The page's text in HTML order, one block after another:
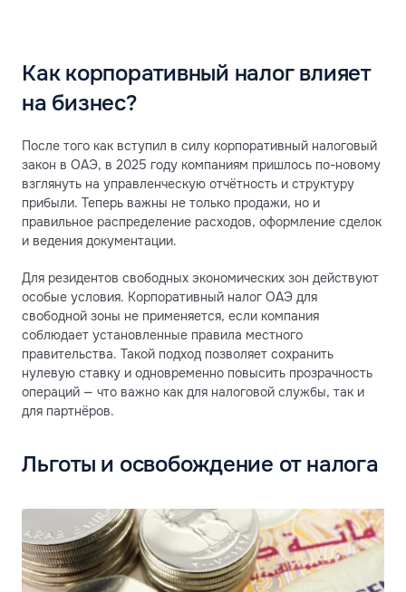
Как корпоративный налог влияет
на бизнес?
После того как вступил в силу корпоративный налоговый
закон в ОАЭ, в 2025 году компаниям пришлось по-новому
взглянуть на управленческую отчётность и структуру
прибыли. Теперь важны не только продажи, но и
правильное распределение расходов, оформление сделок
и ведения документации.
Для резидентов свободных экономических зон действуют
особые условия. Корпоративный налог ОАЭ для
свободной зоны не применяется, если компания
соблюдает установленные правила местного
правительства. Такой подход позволяет сохранить
нулевую ставку и одновременно повысить прозрачность
операций — что важно как для налоговой службы, так и
для партнёров.
Льготы и освобождение от налога